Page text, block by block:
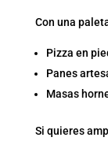
Con una
Pizza en
Panes
Masas
Si quieres